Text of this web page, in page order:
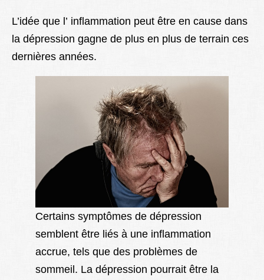
L’idée que l’ inflammation peut être en cause dans
la dépression gagne de plus en plus de terrain ces
dernières années.
Certains symptômes de dépression
semblent être liés à une inflammation
accrue, tels que des problèmes de
sommeil. La dépression pourrait être la